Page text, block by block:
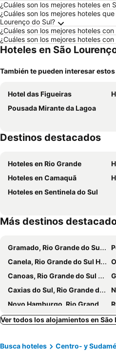
¿Cuáles son los mejores hoteles en
¿Cuáles son los mejores hoteles
Lourenço do Sul?
¿Cuáles son los mejores hoteles
¿Cuáles son los mejores hoteles
Hoteles en São
También te pueden interesar
Hotel das Figueiras
Pousada Mirante da Lagoa
Destinos destacados
Hoteles en Rio Grande
Hoteles en Camaquã
Hoteles en Sentinela do Sul
Más destinos
Gramado, Rio Grande do Sul Hoteles
Canela, Rio Grande do Sul Hoteles
Canoas, Rio Grande do Sul Hoteles
Caxias do Sul, Rio Grande do Sul Hoteles
Novo Hamburgo, Rio Grande do Sul Hoteles
Florianópolis, Santa Catarina Hoteles
Maragogi, Alagoas Hoteles
Ver todos los alojamientos en São
Busca hoteles Centro- y